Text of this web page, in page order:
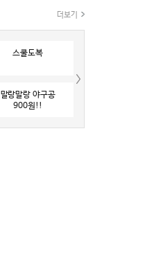
더보기
스쿨도복
말랑말랑 야구공
900원!!